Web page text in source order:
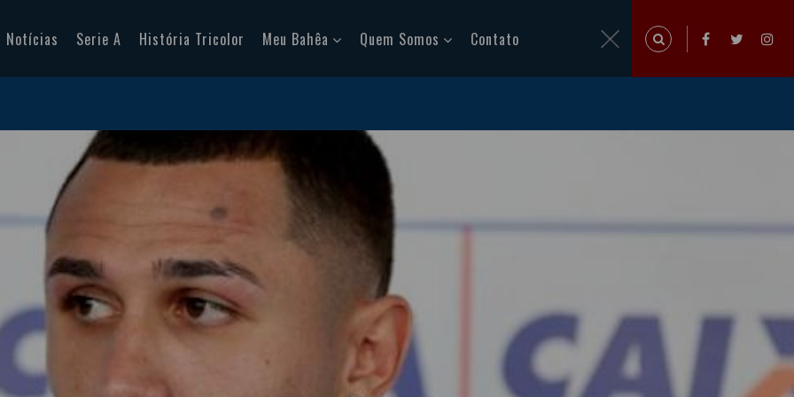
Notícias Serie A História Tricolor Meu Bahêa Quem Somos Contato